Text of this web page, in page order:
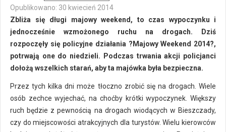
Opublikowano: 30 kwiecień 2014
Zbliża się długi majowy weekend, to czas wypoczynku i
jednocześnie wzmożonego ruchu na drogach. Dziś
rozpoczęły się policyjne działania ?Majowy Weekend 2014?,
potrwają one do niedzieli. Podczas trwania akcji policjanci
dołożą wszelkich starań, aby ta majówka była bezpieczna.
Przez tych kilka dni może tłoczno zrobić się na drogach. Wiele
osób zechce wyjechać, na choćby krótki wypoczynek. Większy
ruch będzie z pewnością na drogach wiodących w Bieszczady,
czy do miejscowości atrakcyjnych dla turystów. Wielu kierowców